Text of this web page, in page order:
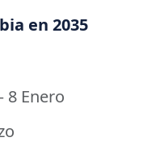
en 2035
Enero